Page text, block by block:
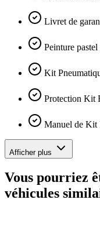
Livret de
Peinture
Kit
Protection Kit
Manuel de Kit
Afficher plus
Vous pourriez
véhicules